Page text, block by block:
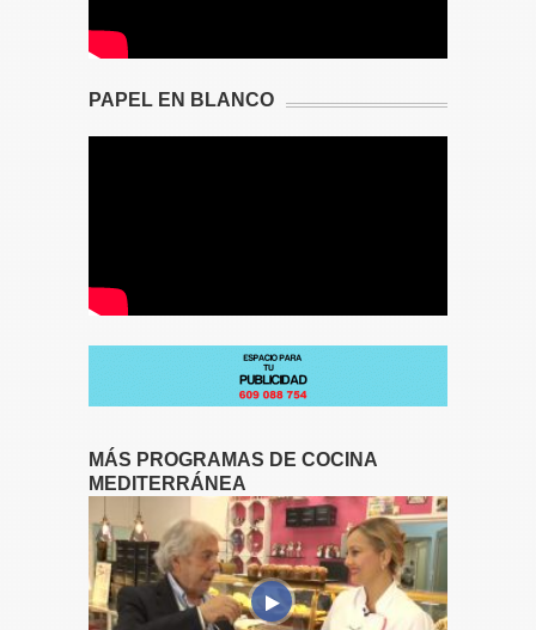
PAPEL EN BLANCO
MÁS PROGRAMAS DE COCINA
MEDITERRÁNEA